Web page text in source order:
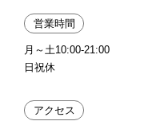
営業時間
月～土10:00-21:00
日祝休
アクセス